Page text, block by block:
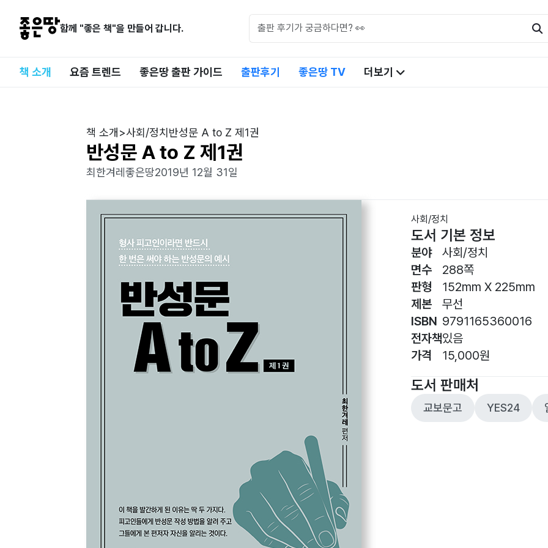
함께 "좋은 책"을 만들어 갑니다.
책 소개 요즘 트렌드 좋은땅 출판 가이드 출판후기 좋은땅 TV 더보기
책 소개 >사회/정치 반성문 A to Z 제1권
반성문 A to Z 제1권
최한겨레 좋은땅2019년 12월 31일
사회/정치
도서 기본 정보
분야
면수
판형
제본
ISBN
전자책
가격
사회/정치
288쪽
152mm X 225mm
무선
9791165360016
있음
15,000원
도서 판매처
교보문고 YES24